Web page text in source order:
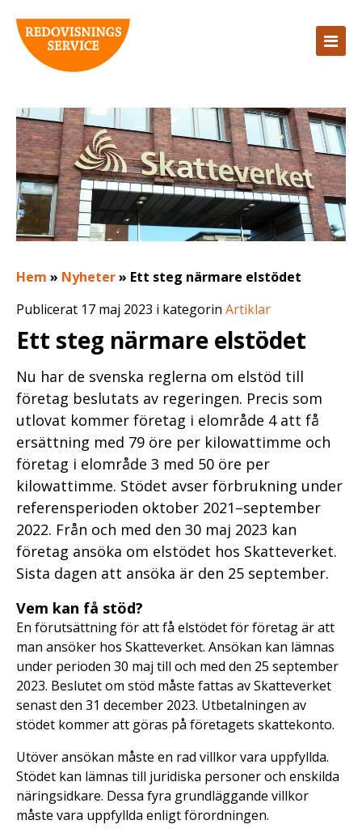
Hem » Nyheter» Ett steg närmare elstödet
Publicerat 17 maj 2023 i kategorin Artiklar
Ett steg närmare elstödet
Nu har de svenska reglerna om elstöd till
företag beslutats av regeringen. Precis som
utlovat kommer företag i elområde 4 att få
ersättning med 79 öre per kilowattimme och
företag i elområde 3 med 50 öre per
kilowattimme. Stödet avser förbrukning under
referensperioden oktober 2021–september
2022. Från och med den 30 maj 2023 kan
företag ansöka om elstödet hos Skatteverket.
Sista dagen att ansöka är den 25 september.
Vem kan få stöd?
En förutsättning för att få elstödet för företag är att
man ansöker hos Skatteverket. Ansökan kan lämnas
under perioden 30 maj till och med den 25 september
2023. Beslutet om stöd måste fattas av Skatteverket
senast den 31 december 2023. Utbetalningen av
stödet kommer att göras på företagets skattekonto.
Utöver ansökan måste en rad villkor vara uppfyllda.
Stödet kan lämnas till juridiska personer och enskilda
näringsidkare. Dessa fyra grundläggande villkor
måste vara uppfyllda enligt förordningen.